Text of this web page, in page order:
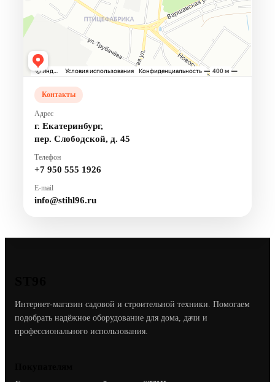
Контакты
Адрес
г. Екатеринбург,
пер. Слободской, д. 45
Телефон
+7 950 555 1926
E-mail
info@stihl96.ru
Интернет-магазин садовой и строительной техники. Помогаем
подобрать надёжное оборудование для дома, дачи и
профессионального использования.